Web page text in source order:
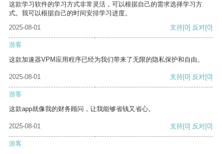
这款学习软件的学习方式非常灵活，可以根据自己的需求选择学习方
式。我可以根据自己的时间安排学习进度。
2025-08-01
支持[0] 反对[0]
游客
这款加速器VPM应用程序已经为我们带来了无限的隐私保护和自由。
2025-08-01 支持[0] 反对[0]
游客
这款app就像我的财务顾问，让我能够省钱又省心。
2025-08-01 支持[0] 反对[0]
游客